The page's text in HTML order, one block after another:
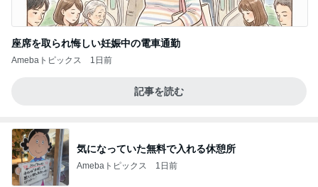
座席を取られ悔しい妊娠中の電車通勤
Amebaトピックス 1日前
記事を読む
気になっていた無料で入れる休憩所
Amebaトピックス 1日前